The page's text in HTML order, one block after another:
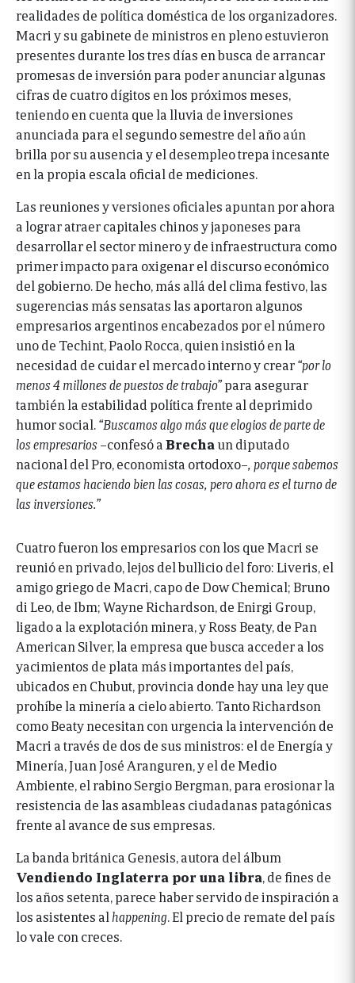
realidades de política doméstica de los organizadores.
Macri y su gabinete de ministros en pleno estuvieron
presentes durante los tres días en busca de arrancar
promesas de inversión para poder anunciar algunas
cifras de cuatro dígitos en los próximos meses,
teniendo en cuenta que la lluvia de inversiones
anunciada para el segundo semestre del año aún
brilla por su ausencia y el desempleo trepa incesante
en la propia escala oficial de mediciones.
Las reuniones y versiones oficiales apuntan por ahora
a lograr atraer capitales chinos y japoneses para
desarrollar el sector minero y de infraestructura como
primer impacto para oxigenar el discurso económico
del gobierno. De hecho, más allá del clima festivo, las
sugerencias más sensatas las aportaron algunos
empresarios argentinos encabezados por el número
uno de Techint, Paolo Rocca, quien insistió en la
necesidad de cuidar el mercado interno y crear“por lo
menos 4 millones de puestos de trabajo”para asegurar
también la estabilidad política frente al deprimido
humor social. “Buscamos algo más que elogios de parte de
los empresarios–confesó a Brechaun diputado
nacional del Pro, economista ortodoxo– , porque sabemos
que estamos haciendo bien las cosas, pero ahora es el turno de
las inversiones.”
Cuatro fueron los empresarios con los que Macri se
reu­nió en privado, lejos del bullicio del foro: Liveris, el
amigo griego de Macri, capo de Dow Chemical; Bruno
di Leo, de Ibm; Wayne Richardson, de Enirgi Group,
ligado a la explotación minera, y Ross Beaty, de Pan
American Silver, la empresa que busca acceder a los
yacimientos de plata más importantes del país,
ubicados en Chubut, provincia donde hay una ley que
prohíbe la minería a cielo abierto. Tanto Richardson
como Beaty necesitan con urgencia la intervención de
Macri a través de dos de sus ministros: el de Energía y
Minería, Juan José Aranguren, y el de Medio
Ambiente, el rabino Sergio Bergman, para erosionar la
resistencia de las asambleas ciudadanas patagónicas
frente al avance de sus empresas.
La banda británica Genesis, autora del álbum
Vendiendo Inglaterra por una libra , de fines de
los años setenta, parece haber servido de inspiración a
los asistentes al happening . El precio de remate del país
lo vale con creces.